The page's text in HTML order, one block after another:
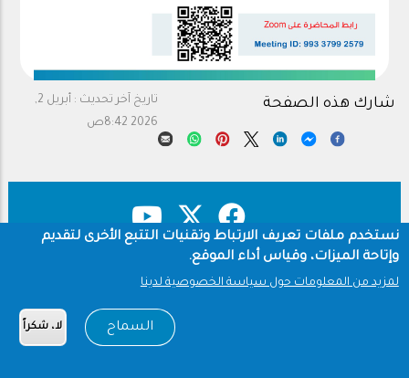
تاريخ آخر تحديث :
أبريل 2,
2026 8:42ص
شارك هذه الصفحة
Footer
نستخدم ملفات تعريف الارتباط وتقنيات التتبع الأخرى لتقديم
وإتاحة الميزات، وقياس أداء الموقع.
لمزيد من المعلومات حول سياسة الخصوصية لدينا
السماح لا، شكراً